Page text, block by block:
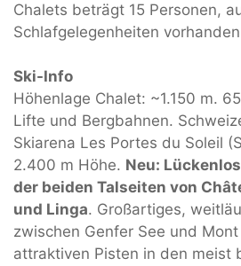
Chalets beträgt 15 Personen,
Schlafgelegenheiten
Ski-Info
Höhenlage Chalet: ~1.150 m.
Lifte und Bergbahnen.
Skiarena Les Portes du Soleil
2.400 m Höhe. Neu:
der beiden Talseiten von
und Linga. Großartiges,
zwischen Genfer See und
attraktiven Pisten in den meist